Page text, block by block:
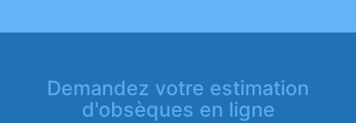
Demandez votre estimation
d'obsèques en ligne